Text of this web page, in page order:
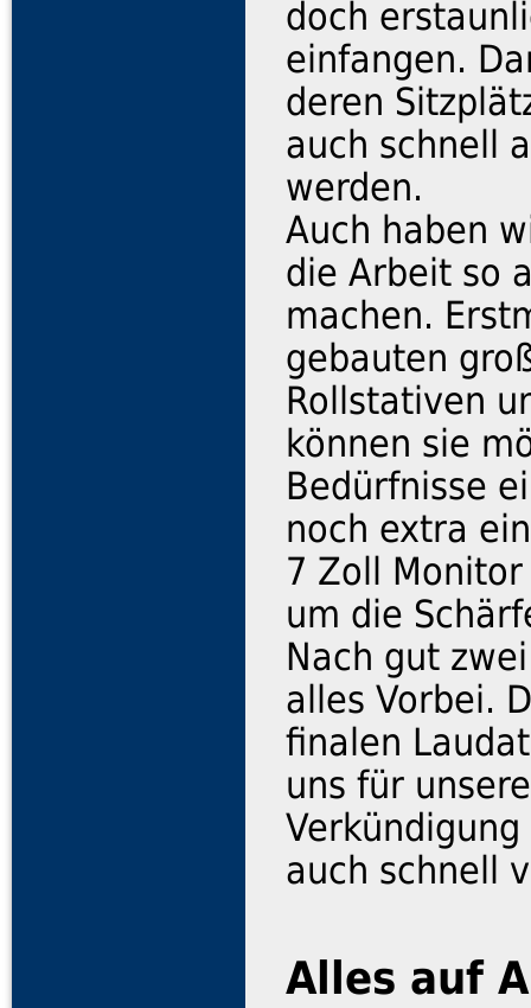
doch
einfangen.
deren
auch schnell
werden.
Auch haben
die Arbeit so
machen.
gebauten
Rollstativen
können sie
Bedürfnisse
noch extra
7 Zoll
um die
Nach gut
alles Vorbei.
finalen
uns für
auch schnell
Alles auf